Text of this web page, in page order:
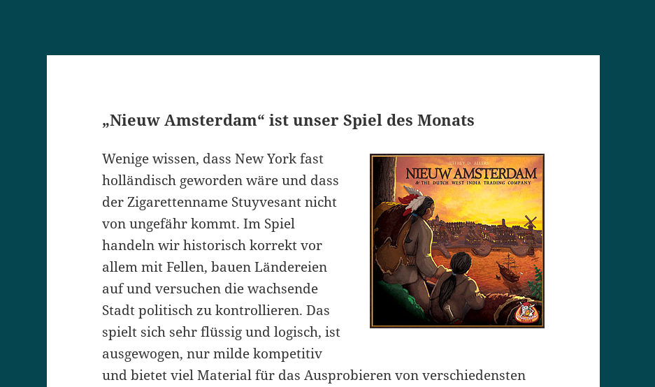
„Nieuw Amsterdam“ ist unser Spiel des Monats
Wenige wissen, dass New York fast
holländisch geworden wäre und dass
der Zigarettenname Stuyvesant nicht
von ungefähr kommt. Im Spiel
handeln wir historisch korrekt vor
allem mit Fellen, bauen Ländereien
auf und versuchen die wachsende
Stadt politisch zu kontrollieren. Das
spielt sich sehr flüssig und logisch, ist
ausgewogen, nur milde kompetitiv
und bietet viel Material für das Ausprobieren von verschiedensten